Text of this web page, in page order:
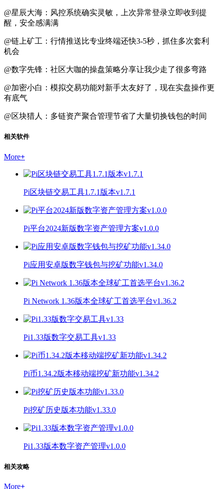
@星辰大海：风控系统确实灵敏，上次异常登录立即收到提
醒，安全感满满
@链上矿工：行情推送比专业终端还快3-5秒，抓住多次套利
机会
@数字先锋：社区大咖的操盘策略分享让我少走了很多弯路
@加密小白：模拟交易功能对新手太友好了，现在实盘操作更
有底气
@区块猎人：多链资产聚合管理节省了大量切换钱包的时间
相关软件
More+
Pi区块链交易工具1.7.1版本v1.7.1
Pi平台2024新版数字资产管理方案v1.0.0
Pi应用安卓版数字钱包与挖矿功能v1.34.0
Pi Network 1.36版本全球矿工首选平台v1.36.2
Pi1.33版数字交易工具v1.33
Pi币1.34.2版本移动端挖矿新功能v1.34.2
Pi挖矿历史版本功能v1.33.0
Pi1.33版本数字资产管理v1.0.0
相关攻略
More+